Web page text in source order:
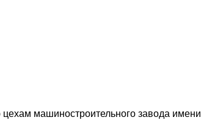
машиностроительного завода имени